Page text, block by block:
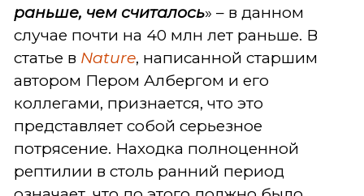
раньше, чем считалось» – в данном
случае почти на 40 млн лет раньше. В
статье в Nature, написанной старшим
автором Пером Албергом и его
коллегами, признается, что это
представляет собой серьезное
потрясение. Находка полноценной
рептилии в столь ранний период